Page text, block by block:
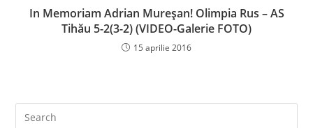
In Memoriam Adrian Mureşan! Olimpia Rus – AS
Tihău 5-2(3-2) (VIDEO-Galerie FOTO)
15 aprilie 2016